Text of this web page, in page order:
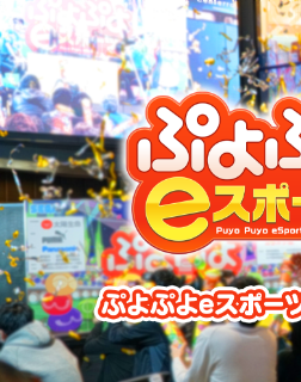
ぷよぷよeスポーツ 特設サイト